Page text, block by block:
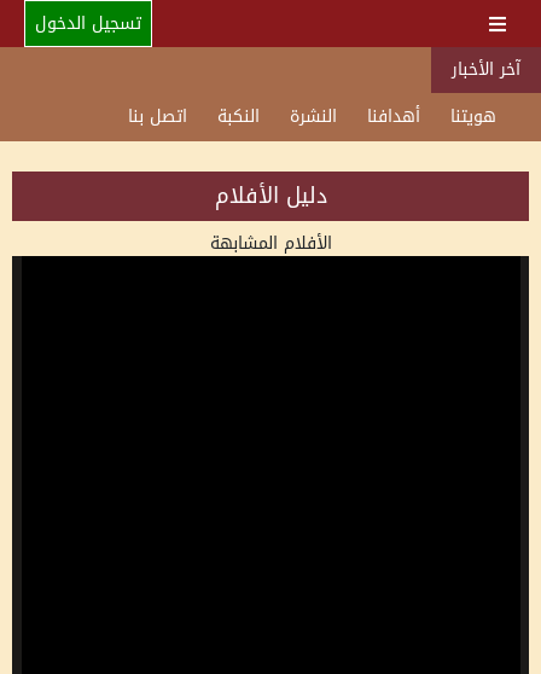
تسجيل الدخول
آخر الأخبار
هويتنا
أهدافنا النشرة النكبة اتصل بنا
دليل الأفلام
الأفلام المشابهة